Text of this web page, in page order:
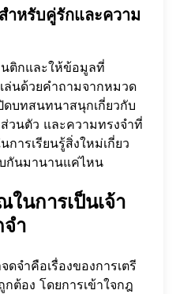
ำหรับคู่รักและความ
นติกและให้ข้อมูลที่
ล่นด้วยคำถามจากหมวด
ดบทสนทนาสนุกเกี่ยวกับ
วนตัว และความทรงจำที่
ารเรียนรู้สิ่งใหม่เกี่ยว
กันมานานแค่ไหน
นการเป็นเจ้า
ำ
ดจำคือเรื่องของการเตรี
ต้อง โดยการเข้าใจกฎ